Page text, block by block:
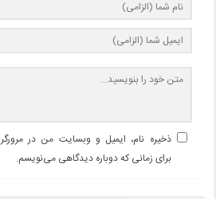
ذخیره نام، ایمیل و وبسایت من در مرورگر
برای زمانی که دوباره دیدگاهی می‌نویسم.